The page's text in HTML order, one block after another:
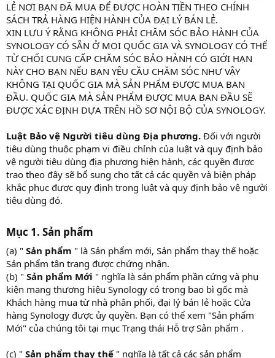
LẺ NƠI BẠN ĐÃ MUA ĐỂ ĐƯỢC HOÀN TIỀN THEO CHÍNH
SÁCH TRẢ HÀNG HIỆN HÀNH CỦA ĐẠI LÝ BÁN LẺ.
XIN LƯU Ý RẰNG KHÔNG PHẢI CHĂM SÓC BẢO HÀNH CỦA
SYNOLOGY CÓ SẴN Ở MỌI QUỐC GIA VÀ SYNOLOGY CÓ THỂ
TỪ CHỐI CUNG CẤP CHĂM SÓC BẢO HÀNH CÓ GIỚI HẠN
NÀY CHO BẠN NẾU BẠN YÊU CẦU CHĂM SÓC NHƯ VẬY
KHÔNG TẠI QUỐC GIA MÀ SẢN PHẨM ĐƯỢC MUA BAN
ĐẦU. QUỐC GIA MÀ SẢN PHẨM ĐƯỢC MUA BAN ĐẦU SẼ
ĐƯỢC XÁC ĐỊNH DỰA TRÊN HỒ SƠ NỘI BỘ CỦA SYNOLOGY.
Luật Bảo vệ Người tiêu dùng Địa phương. Đối với người
tiêu dùng thuộc phạm vi điều chỉnh của luật và quy định bảo
vệ người tiêu dùng địa phương hiện hành, các quyền được
trao theo đây sẽ bổ sung cho tất cả các quyền và biện pháp
khắc phục được quy định trong luật và quy định bảo vệ người
tiêu dùng đó.
Mục 1. Sản phẩm​
(a) " Sản phẩm " là Sản phẩm mới, Sản phẩm thay thế hoặc
Sản phẩm tân trang được chứng nhận.
(b) " Sản phẩm Mới " nghĩa là sản phẩm phần cứng và phụ
kiện mang thương hiệu Synology có trong bao bì gốc mà
Khách hàng mua từ nhà phân phối, đại lý bán lẻ hoặc Cửa
hàng Synology được ủy quyền. Bạn có thể xem "Sản phẩm
Mới" của chúng tôi tại mục Trạng thái Hỗ trợ Sản phẩm .
(c) " Sản phẩm thay thế" nghĩa là tất cả các sản phẩm